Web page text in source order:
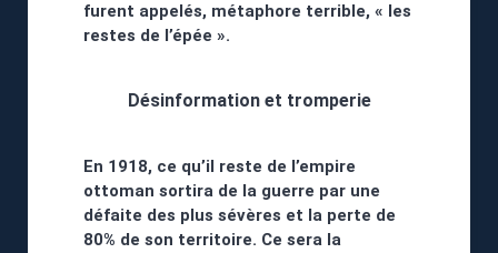
furent appelés, métaphore terrible, « les
restes de l’épée ».
Désinformation et tromperie
En 1918, ce qu’il reste de l’empire
ottoman sortira de la guerre par une
défaite des plus sévères et la perte de
80% de son territoire. Ce sera la